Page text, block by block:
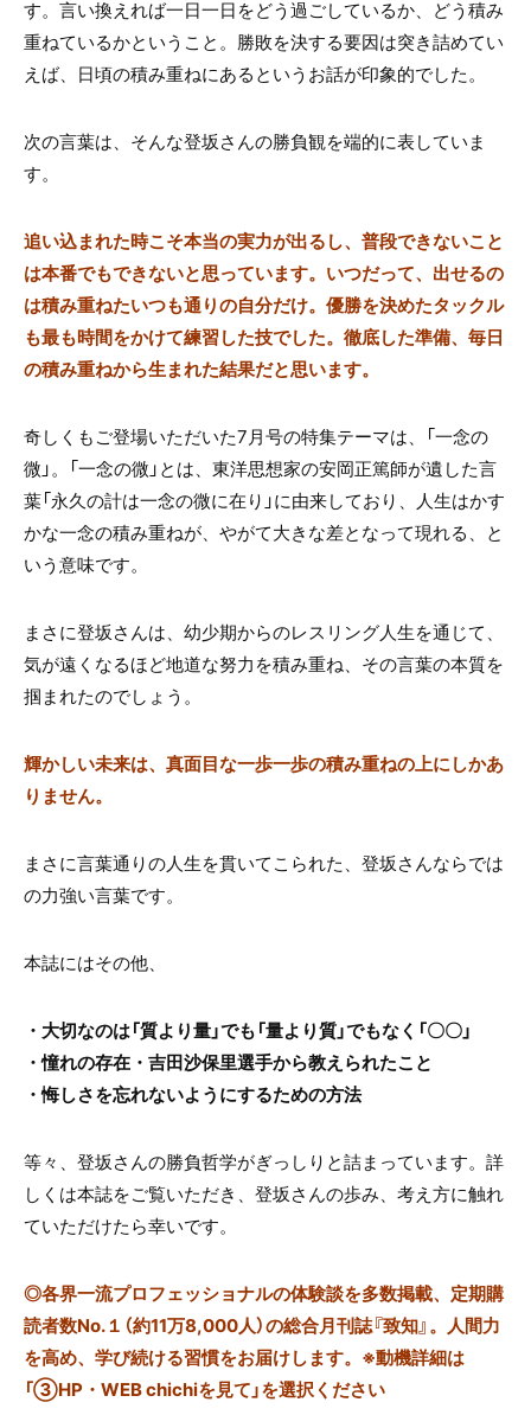
す。言い換えれば一日一日をどう過ごしているか、どう積み
重ねているかということ。勝敗を決する要因は突き詰めてい
えば、日頃の積み重ねにあるというお話が印象的でした。
次の言葉は、そんな登坂さんの勝負観を端的に表していま
す。
追い込まれた時こそ本当の実力が出るし、普段できないこと
は本番でもできないと思っています。いつだって、出せるの
は積み重ねたいつも通りの自分だけ。優勝を決めたタックル
も最も時間をかけて練習した技でした。徹底した準備、毎日
の積み重ねから生まれた結果だと思います。
奇しくもご登場いただいた7月号の特集テーマは、「一念の
微」。「一念の微」とは、東洋思想家の安岡正篤師が遺した言
葉「永久の計は一念の微に在り」に由来しており、人生はかす
かな一念の積み重ねが、やがて大きな差となって現れる、と
いう意味です。
まさに登坂さんは、幼少期からのレスリング人生を通じて、
気が遠くなるほど地道な努力を積み重ね、その言葉の本質を
掴まれたのでしょう。
輝かしい未来は、真面目な一歩一歩の積み重ねの上にしかあ
りません。
まさに言葉通りの人生を貫いてこられた、登坂さんならでは
の力強い言葉です。
本誌にはその他、
・大切なのは「質より量」でも「量より質」でもなく「〇〇」
・憧れの存在・吉田沙保里選手から教えられたこと
・悔しさを忘れないようにするための方法
等々、登坂さんの勝負哲学がぎっしりと詰まっています。詳
しくは本誌をご覧いただき、登坂さんの歩み、考え方に触れ
ていただけたら幸いです。
◎各界一流プロフェッショナルの体験談を多数掲載、定期購
読者数No.１（約11万8,000人）の総合月刊誌『致知』。人間力
を高め、学び続ける習慣をお届けします。※動機詳細は
「③HP・WEB chichiを見て」を選択ください